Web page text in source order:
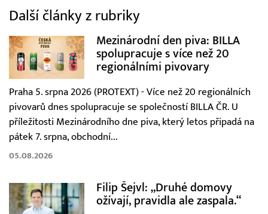
Další články z rubriky
Mezinárodní den piva: BILLA
spolupracuje s více než 20
regionálními pivovary
Praha 5. srpna 2026 (PROTEXT) - Více než 20 regionálních
pivovarů dnes spolupracuje se společností BILLA ČR. U
příležitosti Mezinárodního dne piva, který letos připadá na
pátek 7. srpna, obchodní...
05.08.2026
Filip Šejvl: „Druhé domovy
ožívají, pravidla ale zaspala.“